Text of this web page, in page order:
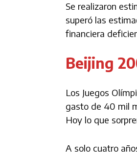
Se realizaron
superó las
financiera
Beijing
Los Juegos
gasto de 40 mil
Hoy lo que
A solo cuatro